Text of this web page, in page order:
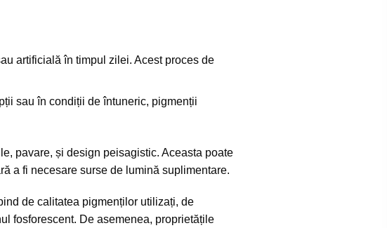
artificială în timpul zilei. Acest proces de
sau în condiții de întuneric, pigmenții
pavare, și design peisagistic. Aceasta poate
a fi necesare surse de lumină suplimentare.
de calitatea pigmenților utilizați, de
fosforescent. De asemenea, proprietățile